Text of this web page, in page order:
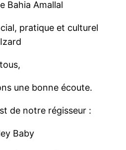
Bahia Amallal
pratique et culturel
une bonne écoute.
de notre régisseur :
Baby